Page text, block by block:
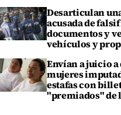
Desarticulan
acusada de
documentos y
vehículos y
Envían a juicio a
mujeres
estafas con
"premiados" de